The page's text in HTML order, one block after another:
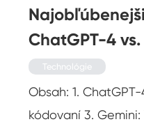
ChatGPT-4
Technológie
Obsah: 1.
kódovaní 3.